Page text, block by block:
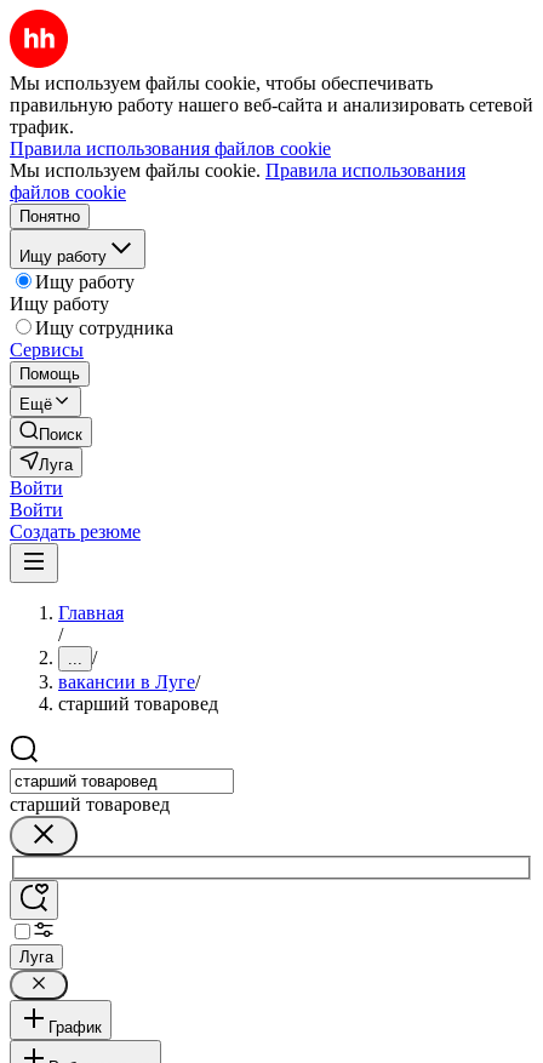
Мы используем файлы cookie, чтобы обеспечивать
правильную работу нашего веб-сайта и анализировать сетевой
трафик.
Правила использования файлов cookie
Мы используем файлы cookie. Правила использования
файлов cookie
Понятно
Ищу работу
Ищу работу
Ищу работу
Ищу сотрудника
Сервисы
Помощь
Ещё
Поиск
Луга
Войти
Войти
Создать резюме
Главная
/
... /
вакансии в Луге/
старший товаровед
старший товаровед
Луга
График